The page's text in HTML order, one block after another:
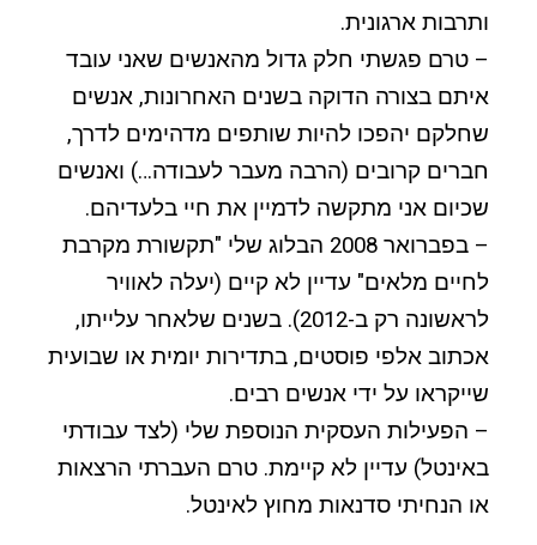
ותרבות ארגונית.
– טרם פגשתי חלק גדול מהאנשים שאני עובד
איתם בצורה הדוקה בשנים האחרונות, אנשים
שחלקם יהפכו להיות שותפים מדהימים לדרך,
חברים קרובים (הרבה מעבר לעבודה…) ואנשים
שכיום אני מתקשה לדמיין את חיי בלעדיהם.
– בפברואר 2008 הבלוג שלי "תקשורת מקרבת
לחיים מלאים" עדיין לא קיים (יעלה לאוויר
לראשונה רק ב-2012). בשנים שלאחר עלייתו,
אכתוב אלפי פוסטים, בתדירות יומית או שבועית
שייקראו על ידי אנשים רבים.
– הפעילות העסקית הנוספת שלי (לצד עבודתי
באינטל) עדיין לא קיימת. טרם העברתי הרצאות
או הנחיתי סדנאות מחוץ לאינטל.